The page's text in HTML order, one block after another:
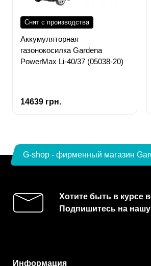
Снят с производства
Аккумуляторная
газонокосилка Gardena
PowerMax Li-40/37 (05038-20)
14639 грн.
G-shop - фирменный магазин
Хотите быть в курсе
Подпишитесь на
Информация